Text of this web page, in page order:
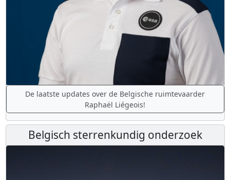
De laatste updates over de Belgische ruimtevaarder
Raphaël Liégeois!
Belgisch sterrenkundig onderzoek